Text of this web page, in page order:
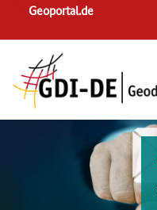
navigation
Geoportal.de